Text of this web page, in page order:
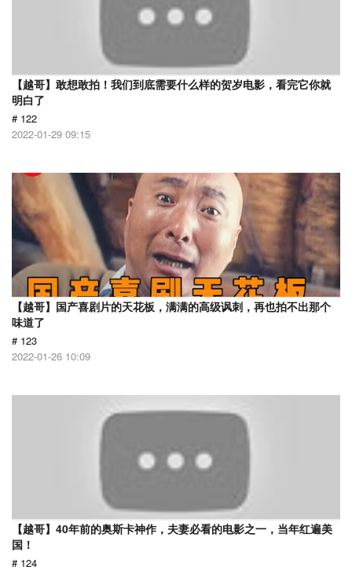
【越哥】敢想敢拍！我们到底需要什么样的贺岁电影，看完它你就
明白了
# 122
2022-01-29 09:15
【越哥】国产喜剧片的天花板，满满的高级讽刺，再也拍不出那个
味道了
# 123
2022-01-26 10:09
【越哥】40年前的奥斯卡神作，夫妻必看的电影之一，当年红遍美
国！
# 124